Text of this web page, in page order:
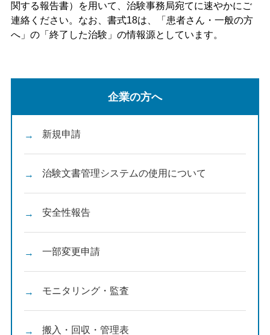
関する報告書）を用いて、治験事務局宛てに速やかに ご
連絡ください。 なお、書式18は、「患者さん・一般の方
へ」の「終了した治験」の情報源としています。
企業の方へ
新規申請
治験文書管理システムの使用について
安全性報告
一部変更申請
モニタリング・監査
搬入・回収・管理表